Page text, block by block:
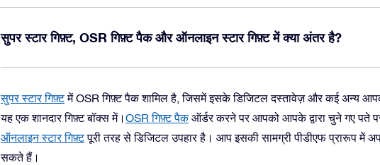
सुपर स्टार गिफ़्ट, OSR गिफ़्ट पैक और ऑनलाइन स्टार गिफ़्ट में क्या अंतर है?
सुपर स्टार गिफ़्टमें OSR गिफ़्ट पैक शामिल है, जिसमें इसके डिजिटल दस्तावेज़ और कई अन्य
यह एक शानदार गिफ़्ट बॉक्स में। OSR गिफ़्ट पैकऑर्डर करने पर आपको आपके द्वारा चुने गए पते
ऑनलाइन स्टार गिफ़्टपूरी तरह से डिजिटल उपहार है। आप इसकी सामग्री पीडीएफ प्रारूप
सकते हैं।